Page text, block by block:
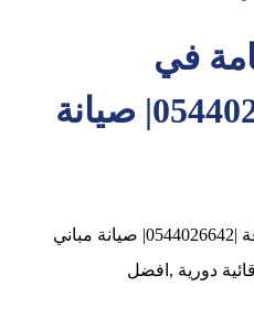
في
الشارقة |0544026642| صيانة
شركة صيانة عامة في الشارقة |0544026642| صيانة مباني
دورية ,افضل